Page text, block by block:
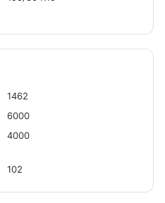
1462
6000
4000
102